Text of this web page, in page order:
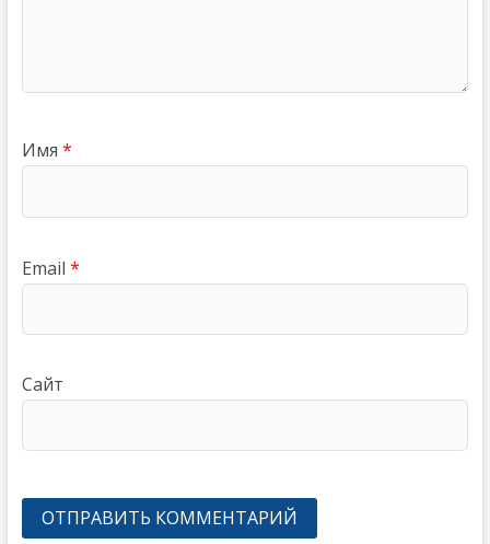
Имя *
Email *
Сайт